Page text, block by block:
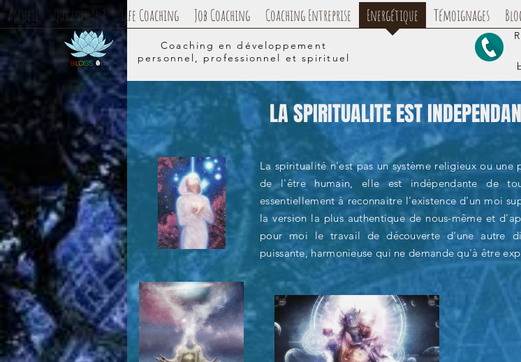
Coaching en développement
personnel, professionnel et spirituel
Accueil Qui suis-je ? Life Coaching Job Coaching Coaching Entreprise Energétique Témoignages
LA SPIRITUALITE EST
La spiritualité n'est pas un système religieux ou
de l'être humain, elle est indépendante de
essentiellement à reconnaitre l'existence d'un moi
la version la plus authentique de nous-même et
pour moi le travail de découverte d'une autre
puissante, harmonieuse qui ne demande qu'à être